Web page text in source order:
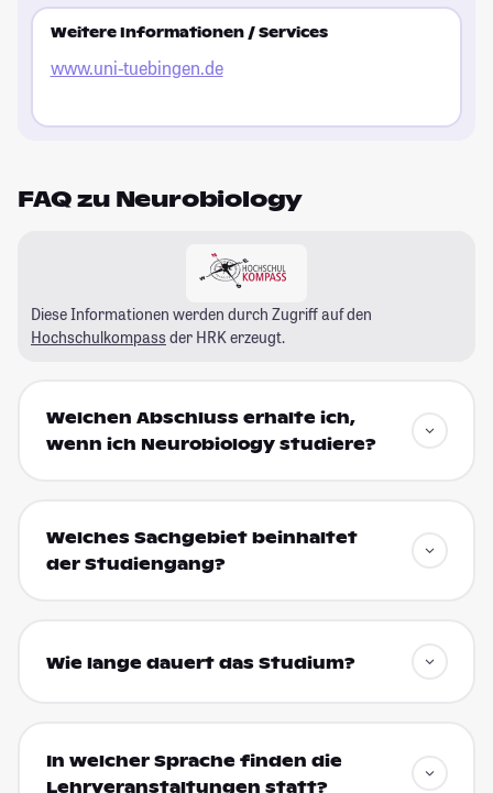
Weitere Informationen / Services
www.uni-tuebingen.de
FAQ zu Neurobiology
Diese Informationen werden durch Zugriff auf den
Hochschulkompass der HRK erzeugt.
Welchen Abschluss erhalte ich,
wenn ich Neurobiology studiere?
Welches Sachgebiet beinhaltet
der Studiengang?
Wie lange dauert das Studium?
In welcher Sprache finden die
Lehrveranstaltungen statt?